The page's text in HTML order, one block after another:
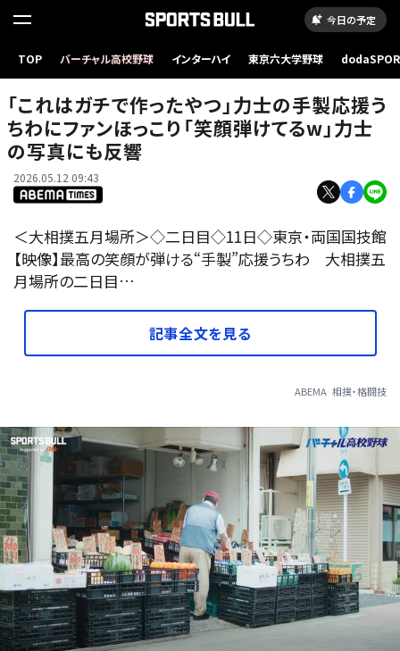
今日の予定
TOP バーチャル高校野球 インターハイ 東京六大学野球
写真にも反響
「これはガチで作ったやつ」力士の手製応援う
ちわにファンほっこり「笑顔弾けてるw」力士
の写真にも反響
2026.05.12 09:43
＜大相撲五月場所＞◇二日目◇11日◇東京・両国国技館
【映像】最高の笑顔が弾ける“手製”応援うちわ 大相撲五
月場所の二日目…
記事全文を見る
ABEMA 相撲・格闘技